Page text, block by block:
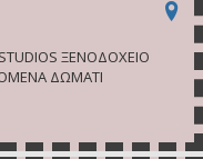
ΞΕΝΟΔΟΧΕΙΟ
ΔΩΜΑΤΙ